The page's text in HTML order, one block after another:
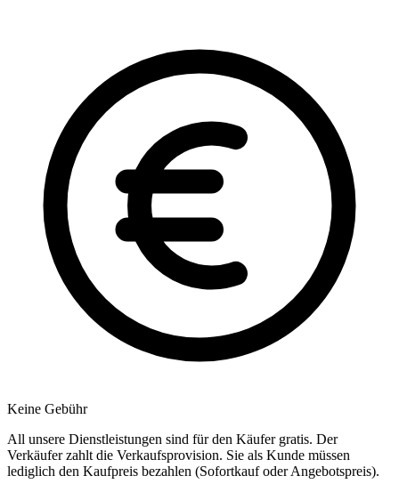
Keine Gebühr
All unsere Dienstleistungen sind für den Käufer gratis. Der
Verkäufer zahlt die Verkaufsprovision. Sie als Kunde müssen
lediglich den Kaufpreis bezahlen (Sofortkauf oder Angebotspreis).